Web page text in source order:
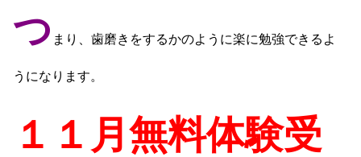
つ まり、歯磨きをするかのように楽に勉強できるよ
うになります。
１１月無料体験受